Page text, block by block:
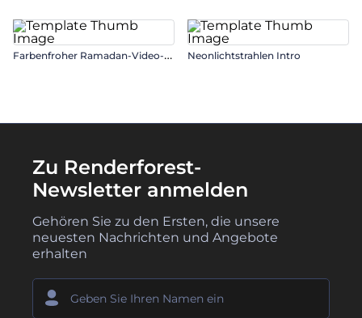
F
arbenfroher Ramadan-Video-Opener Neonlichtstrahlen Intro
Zu Renderforest-
Newsletter anmelden
Gehören Sie zu den Ersten, die unsere
neuesten Nachrichten und Angebote
erhalten